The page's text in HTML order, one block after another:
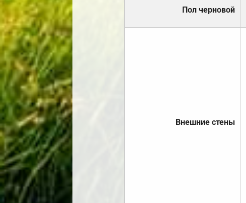
Пол черновой
Внешние стены